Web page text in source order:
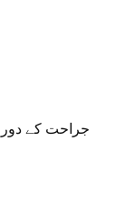
جراحت کے